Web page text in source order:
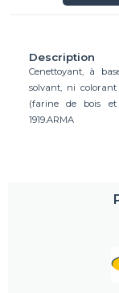
Description
Cenettoyant, à
solvant, ni colorant
(farine de bois et
1919.ARMA